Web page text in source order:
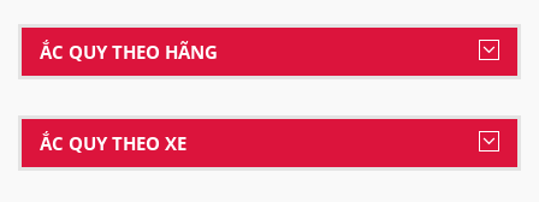
ẮC QUY THEO HÃNG
ẮC QUY THEO XE